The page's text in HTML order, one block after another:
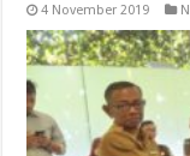
4 November 2019